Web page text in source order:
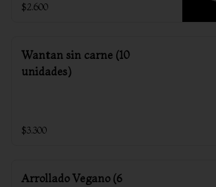
$2.600
Wantan sin carne (10
unidades)
$3.300
Arrollado Vegano (6